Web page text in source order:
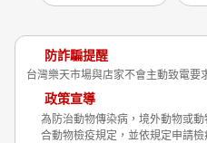
防詐騙提醒
台灣樂天市場與店家不會主動致電要
政策宣導
為防治動物傳染病，境外動物或
合動物檢疫規定，並依規定申請